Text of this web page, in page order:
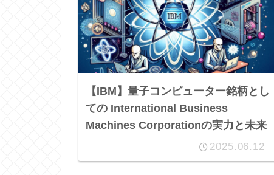
【IBM】量子コンピューター銘柄とし
ての International Business
Machines Corporationの実力と未来
2025.06.12